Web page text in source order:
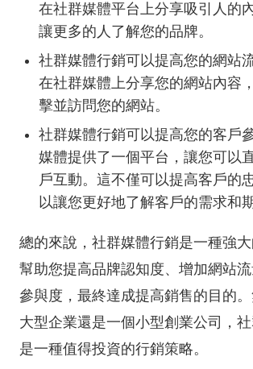
在社群媒體平台上分享吸引人的
讓更多的人了解您的品牌。
社群媒體行銷可以提高您的網站
在社群媒體上分享您的網站內容
擊並訪問您的網站。
社群媒體行銷可以提高您的客戶
媒體提供了一個平台，讓您可以
戶互動。這不僅可以提高客戶的
以讓您更好地了解客戶的需求和期
總的來說，社群媒體行銷是一種強
幫助您提高品牌認知度、增加網站
參與度，最終達成提高銷售的目的
大型企業還是一個小型創業公司，
是一種值得投資的行銷策略。